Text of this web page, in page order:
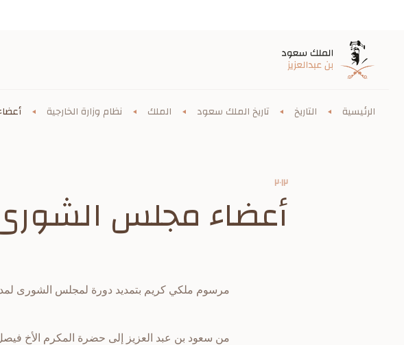
الرئيسية التاريخ تاريخ الملك سعود الملك نظام وزارة الخارجية
٢٠١٢
أعضاء مجلس
مرسوم ملكي كريم بتمديد دورة لمجلس الشورى لمدة عام وإضافة
من سعود بن عبد العزيز إلى حضرة المكرم الأخ